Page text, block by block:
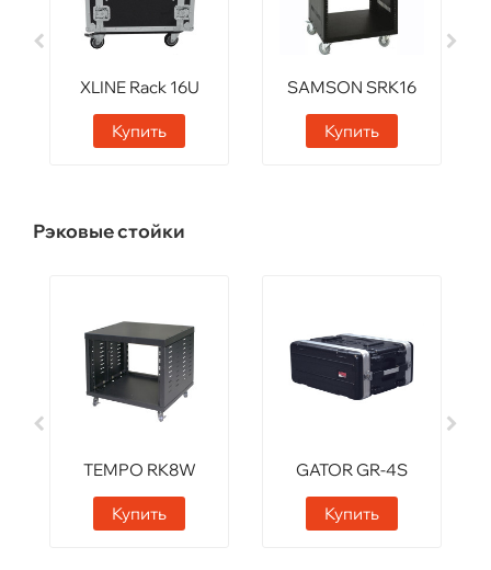
XLINE Rack 16U
Купить
SAMSON SRK16
Купить
Рэковые стойки
TEMPO RK8W
Купить
GATOR GR-4S
Купить